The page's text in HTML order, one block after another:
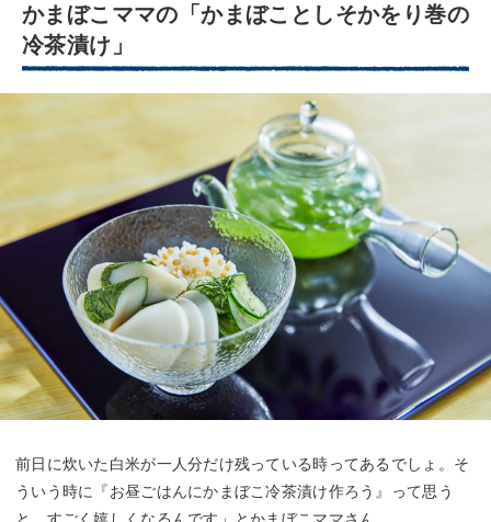
かまぼこママの「かまぼことしそかをり巻の
冷茶漬け」
前日に炊いた白米が一人分だけ残っている時ってあるでしょ。そ
ういう時に『お昼ごはんにかまぼこ冷茶漬け作ろう』って思う